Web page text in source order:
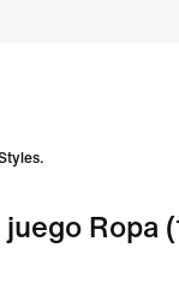
Ropa